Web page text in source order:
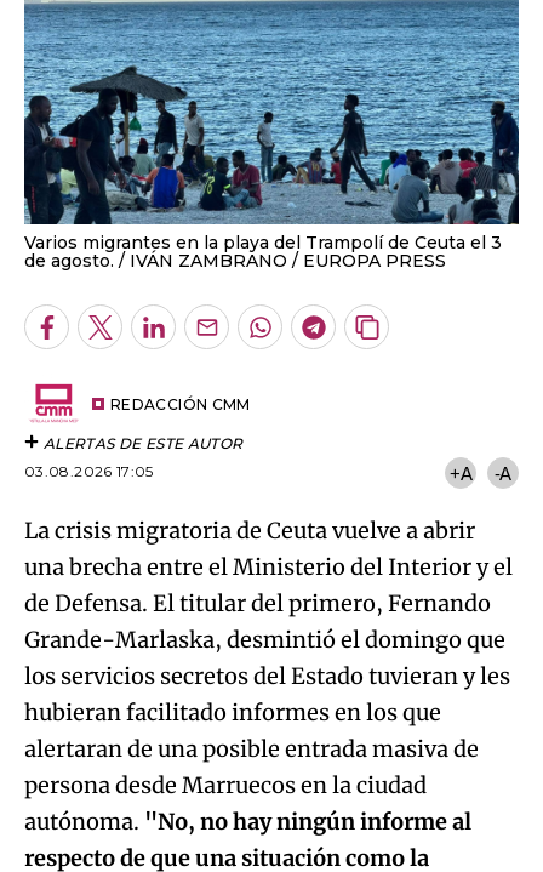
Varios migrantes en la playa del Trampolí de Ceuta el 3
de agosto.
IVÁN ZAMBRANO / EUROPA PRESS
Facebook
TwitterLinkedInEnviarWhatsapp
Telegram
Copiar
REDACCIÓN CMM
ALERTAS DE ESTE AUTOR
03.08.2026 17:05
+A -A
La crisis migratoria de Ceuta vuelve a abrir
una brecha entre el Ministerio del Interior y el
de Defensa. El titular del primero, Fernando
Grande-Marlaska, desmintió el domingo que
los servicios secretos del Estado tuvieran y les
hubieran facilitado informes en los que
alertaran de una posible entrada masiva de
persona desde Marruecos en la ciudad
autónoma. "No, no hay ningún informe al
respecto de que una situación como la